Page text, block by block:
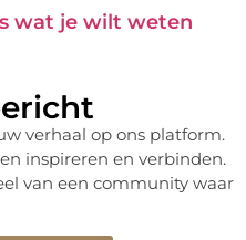
wat je wilt weten
verhaal op ons platform.
inspireren en verbinden.
van een community waar